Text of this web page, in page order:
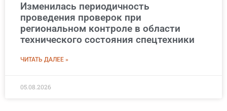
Изменилась периодичность
проведения проверок при
региональном контроле в области
технического состояния спецтехники
ЧИТАТЬ ДАЛЕЕ »
05.08.2026